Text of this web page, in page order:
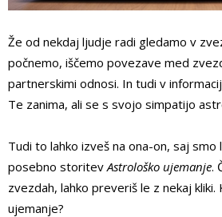
Že od nekdaj ljudje radi gledamo v
počnemo, iščemo povezave med
partnerskimi odnosi. In tudi v
Te zanima, ali se s svojo simpatijo
Tudi to lahko izveš na ona-on, saj
posebno storitev Astrološko ujemanje.
zvezdah, lahko preveriš le z nekaj
ujemanje?